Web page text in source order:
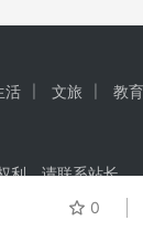
0
活 文旅 教育
利，请联系站长